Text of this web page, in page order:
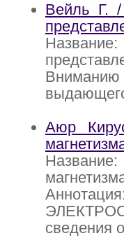
Вейль Г. /
Аюр
сведения